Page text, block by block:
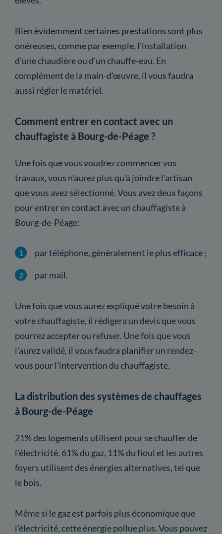
Bien évidemment certaines prestations sont plus
onéreuses, comme par exemple, l'installation
d'une chaudière ou d'un chauffe-eau. En
complément de la main-d'œuvre, il vous faudra
aussi régler le matériel.
Comment entrer en contact avec un
chauffagiste à Bourg-de-Péage ?
Une fois que vous voudrez commencer vos
travaux, vous n'aurez plus qu'à joindre l'artisan
que vous avez sélectionné. Vous avez deux façons
pour entrer en contact avec un chauffagiste à
Bourg-de-Péage:
par téléphone, généralement le plus efficace ;
par mail.
Une fois que vous aurez expliqué votre besoin à
votre chauffagiste, il rédigera un devis que vous
pourrez accepter ou refuser. Une fois que vous
l'aurez validé, il vous faudra planifier un rendez-
vous pour l'intervention du chauffagiste.
La distribution des systèmes de chauffages
à Bourg-de-Péage
21% des logements utilisent pour se chauffer de
l'électricité, 61% du gaz, 11% du fioul et les autres
foyers utilisent des énergies alternatives, tel que
le bois.
Même si le gaz est parfois plus économique que
l'électricité, cette énergie pollue plus. Vous pouvez